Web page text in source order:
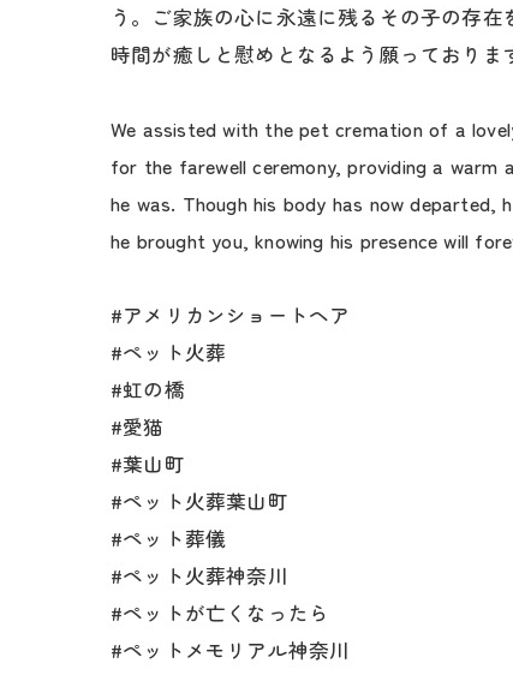
う。ご家族の心に永遠に残るその子の存
時間が癒しと慰めとなるよう願っておりま
We assisted with the pet cremation of a
for the farewell ceremony, providing a
he was. Though his body has now departed,
he brought you, knowing his presence will
#アメリカンショートヘア
#ペット火葬
#虹の橋
#愛猫
#葉山町
#ペット火葬葉山町
#ペット葬儀
#ペット火葬神奈川
#ペットが亡くなったら
#ペットメモリアル神奈川